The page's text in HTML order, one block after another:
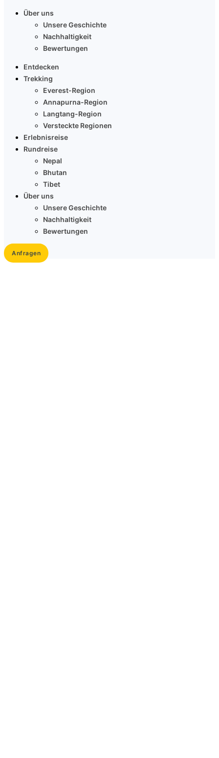
Über uns
Unsere Geschichte
Nachhaltigkeit
Bewertungen
Entdecken
Trekking
Everest-Region
Annapurna-Region
Langtang-Region
Versteckte Regionen
Erlebnisreise
Rundreise
Nepal
Bhutan
Tibet
Über uns
Unsere Geschichte
Nachhaltigkeit
Bewertungen
Anfragen